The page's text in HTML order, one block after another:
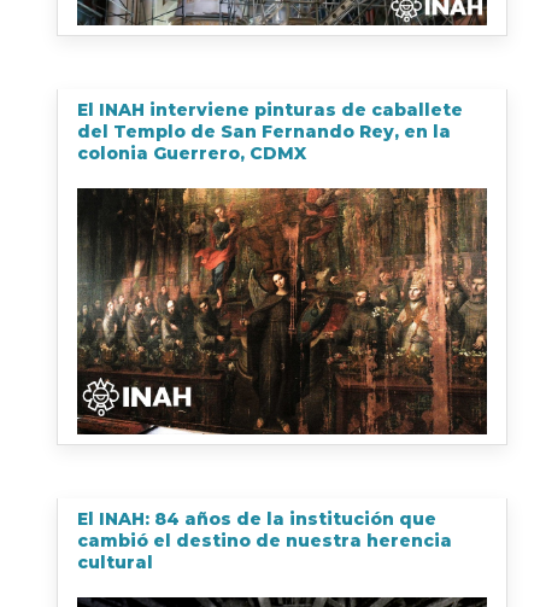
El INAH interviene pinturas de caballete
del Templo de San Fernando Rey, en la
colonia Guerrero, CDMX
El INAH: 84 años de la institución que
cambió el destino de nuestra herencia
cultural